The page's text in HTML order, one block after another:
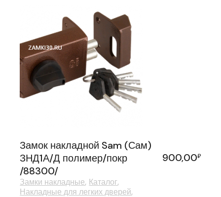
Замок накладной Sam (Сам)
ЗНД1А/Д полимер/покр
/88300/
900,00₽
Замки накладные Каталог
Накладные для легких дверей